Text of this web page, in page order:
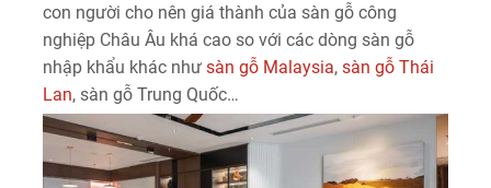
con người cho nên giá thành của sàn gỗ công
nghiệp Châu Âu khá cao so với các dòng sàn gỗ
nhập khẩu khác như sàn gỗ Malaysia, sàn gỗ Thái
Lan, sàn gỗ Trung Quốc…